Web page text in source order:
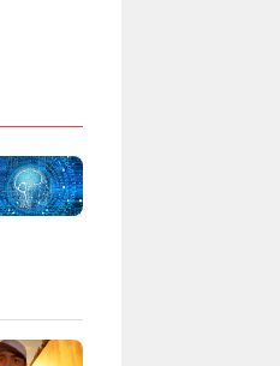
inteligence. AI obsah
vývojář přidá do hry